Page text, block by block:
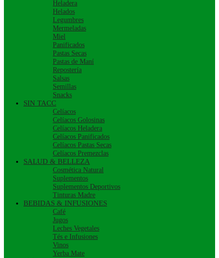
Heladera
Helados
Legumbres
Mermeladas
Miel
Panificados
Pastas Secas
Pastas de Maní
Repostería
Salsas
Semillas
Snacks
SIN TACC
Celíacos
Celíacos Golosinas
Celíacos Heladera
Celíacos Panificados
Celíacos Pastas Secas
Celíacos Premezclas
SALUD & BELLEZA
Cosmética Natural
Suplementos
Suplementos Deportivos
Tinturas Madre
BEBIDAS & INFUSIONES
Café
Jugos
Leches Vegetales
Tés e Infusiones
Vinos
Yerba Mate